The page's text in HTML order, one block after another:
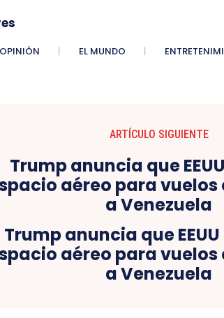
OPINIÓN EL MUNDO
ARTÍCULO SIGUIENTE
Trump anuncia que
aéreo para
a Venezuela